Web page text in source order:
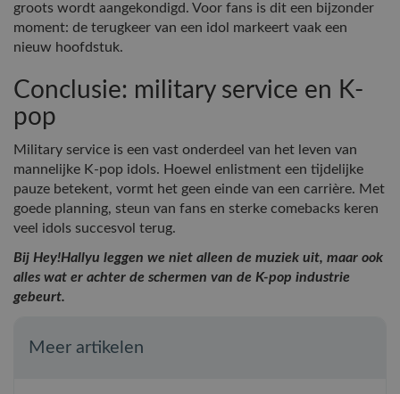
groots wordt aangekondigd. Voor fans is dit een bijzonder
moment: de terugkeer van een idol markeert vaak een
nieuw hoofdstuk.
Conclusie: military service en K-
pop
Military service is een vast onderdeel van het leven van
mannelijke K-pop idols. Hoewel enlistment een tijdelijke
pauze betekent, vormt het geen einde van een carrière. Met
goede planning, steun van fans en sterke comebacks keren
veel idols succesvol terug.
Bij Hey!Hallyu leggen we niet alleen de muziek uit, maar ook
alles wat er achter de schermen van de K-pop industrie
gebeurt.
Meer artikelen